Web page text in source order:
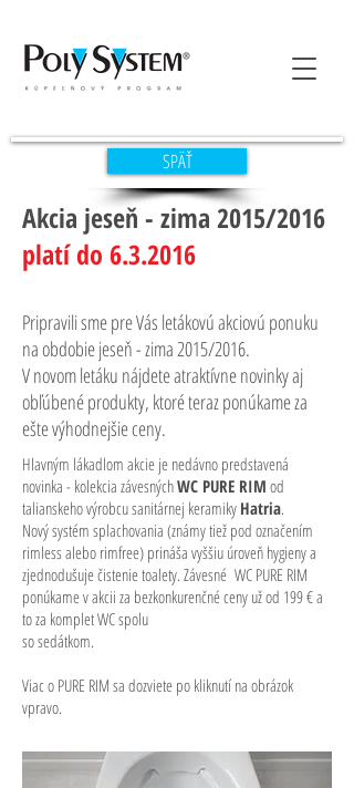
SPÄŤ
Akcia jeseň - zima 2015/2016
platí do 6.3.2016
Pripravili sme pre Vás letákovú akciovú ponuku
na obdobie jeseň - zima 2015/2016.
V novom letáku nájdete atraktívne novinky aj
obľúbené produkty, ktoré teraz ponúkame za
ešte výhodnejšie ceny.
Hlavným lákadlom akcie je nedávno predstavená
novinka - kolekcia závesnýchWC PURE RIM od
talianskeho výrobcu sanitárnej keramiky Hatria.
Nový systém splachovania (známy tiež pod označením
rimless alebo rimfree) prináša vyššiu úroveň hygieny a
zjednodušuje čistenie toalety. Závesné WC PURE RIM
ponúkame v akcii za bezkonkurenčné ceny už od 199 € a
to za komplet WC spolu
so sedátkom.
Viac o PURE RIM sa dozviete po kliknutí na obrázok
vpravo.